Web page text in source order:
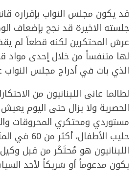
قد يكون مجلس النواب بإقراره
جلسته الاخيرة قد نجح بإضعاف
عرش المحتكرين لكنه قطعاً لم
لها متنفساً من خلال إحدى مواد
الذي بات في أدراج مجلس النواب على
لطالما عانى اللبنانيون من
الحصرية ولا يزال حتى اليوم
مستوردي ومحتكري المحروقات
حليب
اللبنانيون هو مُحتَكَر من قبل
يكون مدعوماً أو شريكاً لأحد